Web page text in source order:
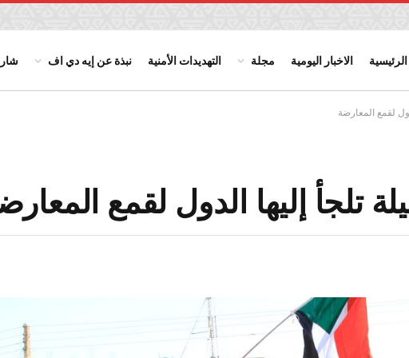
الاخبار اليومية مجلة التهديدات الأمنية نبذة عن إيه دي اف
لقمع المعارضة
تلجأ إليها الدول لقمع